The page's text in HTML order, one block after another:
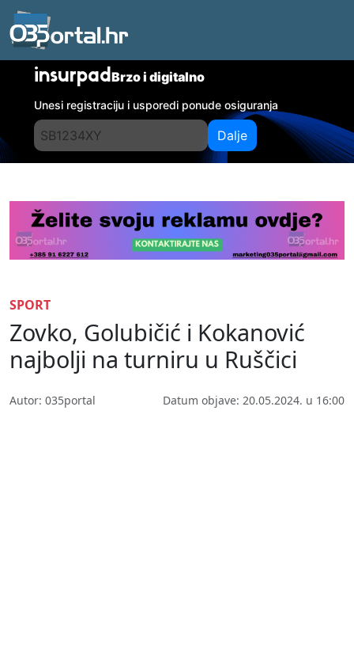
insurpadBrzo i digitalno
Unesi registraciju i usporedi ponude osiguranja
Dalje
SPORT
Zovko, Golubičić i Kokanović
najbolji na turniru u Ruščici
Autor: 035portal Datum objave: 20.05.2024. u 16:00